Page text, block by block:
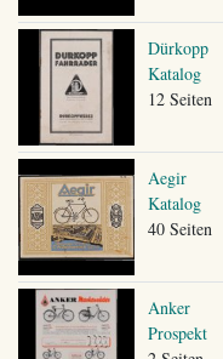
Dürkopp
Katalog
12 Seiten
Aegir
Katalog
40 Seiten
Anker
Prospekt